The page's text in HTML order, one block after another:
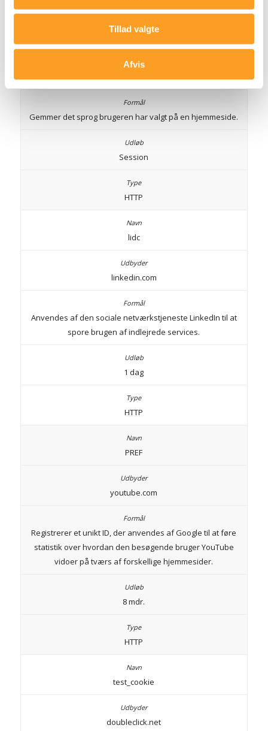
Tillad valgte
Afvis
ads.linkedin.com
Gemmer det sprog brugeren har valgt på en hjemmeside.
Session
HTTP
lidc
linkedin.com
Anvendes af den sociale netværkstjeneste LinkedIn til at
spore brugen af indlejrede services.
1 dag
HTTP
PREF
youtube.com
Registrerer et unikt ID, der anvendes af Google til at føre
statistik over hvordan den besøgende bruger YouTube
vidoer på tværs af forskellige hjemmesider.
8 mdr.
HTTP
test_cookie
doubleclick.net